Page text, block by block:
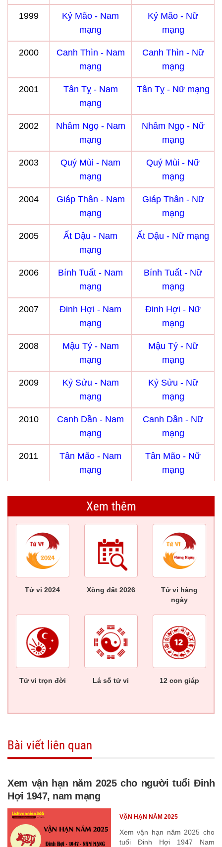
1999
Kỷ Mão - Nam
mạng
Kỷ Mão - Nữ
mạng
2000
Canh Thìn - Nam
mạng
Canh Thìn - Nữ
mạng
2001
Tân Tỵ - Nam
mạng
Tân Tỵ - Nữ mạng
2002
Nhâm Ngọ - Nam
mạng
Nhâm Ngọ - Nữ
mạng
2003
Quý Mùi - Nam
mạng
Quý Mùi - Nữ
mạng
2004
Giáp Thân - Nam
mạng
Giáp Thân - Nữ
mạng
2005
Ất Dậu - Nam
mạng
Ất Dậu - Nữ mạng
2006
Bính Tuất - Nam
mạng
Bính Tuất - Nữ
mạng
2007
Đinh Hợi - Nam
mạng
Đinh Hợi - Nữ
mạng
2008
Mậu Tý - Nam
mạng
Mậu Tý - Nữ
mạng
2009
Kỷ Sửu - Nam
mạng
Kỷ Sửu - Nữ
mạng
2010
Canh Dần - Nam
mạng
Canh Dần - Nữ
mạng
2011
Tân Mão - Nam
mạng
Tân Mão - Nữ
mạng
Xem thêm
Tử vi 2024 Xông đất 2026
Tử vi hàng
ngày
Tử vi trọn đời Lá số tử vi 12 con giáp
Bài viết liên quan
Xem vận hạn năm 2025 cho người tuổi Đinh
Hợi 1947, nam mạng
Xem vận hạn năm 2025 cho
tuổi Đinh Hợi 1947 Nam
VẬN HẠN NĂM 2025